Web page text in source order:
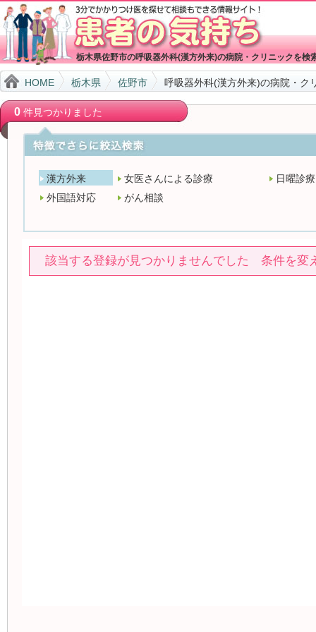
栃木県佐野市の呼吸器外科(漢方外来)の病院・クリニックを検
HOME 栃木県 佐野市 呼吸器外科(漢方外来)の病院・ク
0件見つかりました
漢方外来 女医さんによる診療
日曜診療
外国語対応
がん相談
該当する登録が見つかりませんでした 条件を